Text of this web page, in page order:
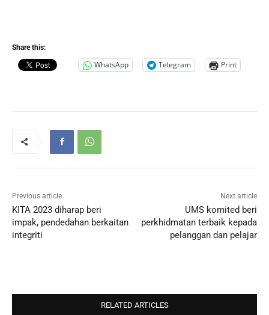
Share this:
WhatsApp Telegram Print
Previous article
KITA 2023 diharap beri
impak, pendedahan berkaitan
integriti
Next article
UMS komited beri
perkhidmatan terbaik kepada
pelanggan dan pelajar
RELATED ARTICLES